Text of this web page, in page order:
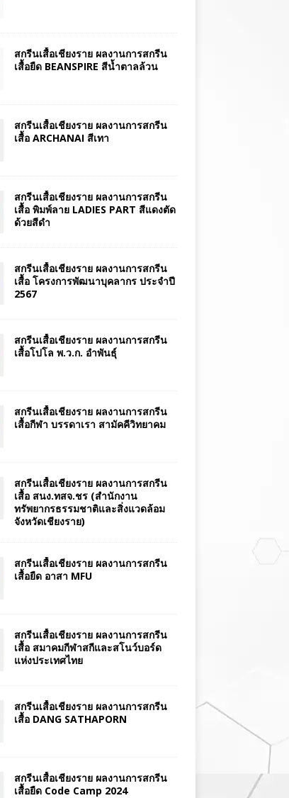
สกรีนเสื้อเชียงราย ผลงานการสกรีน
เสื้อยืด BEANSPIRE สีน้ำตาลล้วน
สกรีนเสื้อเชียงราย ผลงานการสกรีน
เสื้อ ARCHANAI สีเทา
สกรีนเสื้อเชียงราย ผลงานการสกรีน
เสื้อ พิมพ์ลาย LADIES PART สีแดงตัด
ด้วยสีดำ
สกรีนเสื้อเชียงราย ผลงานการสกรีน
เสื้อ โครงการพัฒนาบุคลากร ประจำปี
2567
สกรีนเสื้อเชียงราย ผลงานการสกรีน
เสื้อโปโล พ.ว.ก. อำพันธุ์
สกรีนเสื้อเชียงราย ผลงานการสกรีน
เสื้อกีฬา บรรดาเรา สามัคคีวิทยาคม
สกรีนเสื้อเชียงราย ผลงานการสกรีน
เสื้อ สนง.ทสจ.ชร (สำนักงาน
ทรัพยากรธรรมชาติและสิ่งแวดล้อม
จังหวัดเชียงราย)
สกรีนเสื้อเชียงราย ผลงานการสกรีน
เสื้อยืด อาสา MFU
สกรีนเสื้อเชียงราย ผลงานการสกรีน
เสื้อ สมาคมกีฬาสกีและสโนว์บอร์ด
แห่งประเทศไทย
สกรีนเสื้อเชียงราย ผลงานการสกรีน
เสื้อ DANG SATHAPORN
สกรีนเสื้อเชียงราย ผลงานการสกรีน
เสื้อยืด Code Camp 2024